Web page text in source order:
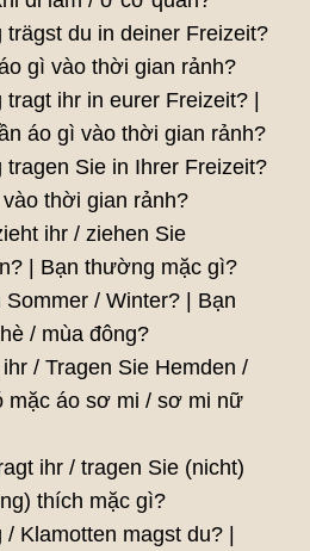
trägst du in deiner Freizeit?
gì vào thời gian rảnh?
ihr in eurer Freizeit? |
áo gì vào thời gian rảnh?
tragen Sie in Ihrer Freizeit?
vào thời gian rảnh?
ihr / ziehen Sie
| Bạn thường mặc gì?
/ Winter? | Bạn
/ mùa đông?
/ Tragen Sie Hemden /
mặc áo sơ mi / sơ mi nữ
ihr / tragen Sie (nicht)
thích mặc gì?
Klamotten magst du? |